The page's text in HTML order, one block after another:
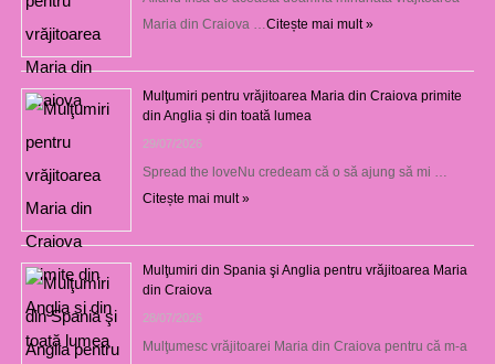
Maria din Craiova …Citește mai mult »
Mulţumiri pentru vrăjitoarea Maria din Craiova primite
din Anglia și din toată lumea
29/07/2026
Spread the loveNu credeam că o să ajung să mi …
Citește mai mult »
Mulţumiri din Spania şi Anglia pentru vrăjitoarea Maria
din Craiova
28/07/2026
Mulţumesc vrăjitoarei Maria din Craiova pentru că m-a